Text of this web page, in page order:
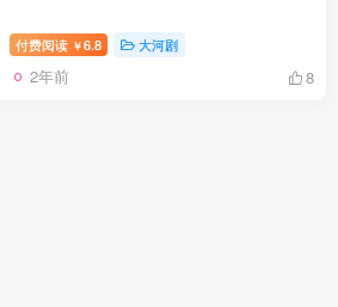
付费阅读 ￥6.8 大河剧
2年前 8